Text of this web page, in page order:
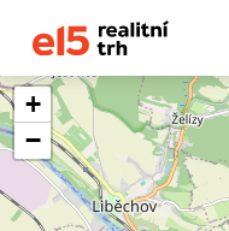
+
−